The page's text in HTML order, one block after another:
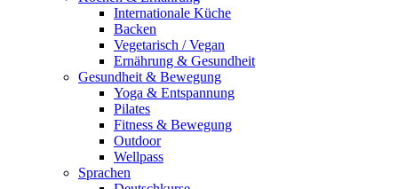
Internationale Küche
Backen
Vegetarisch / Vegan
Ernährung & Gesundheit
Gesundheit & Bewegung
Yoga & Entspannung
Pilates
Fitness & Bewegung
Outdoor
Wellpass
Sprachen